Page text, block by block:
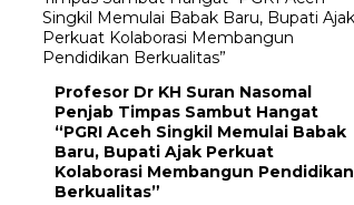
Profesor Dr KH Suran Nasomal
Penjab Timpas Sambut Hangat
“PGRI Aceh Singkil Memulai Babak
Baru, Bupati Ajak Perkuat
Kolaborasi Membangun Pendidikan
Berkualitas”